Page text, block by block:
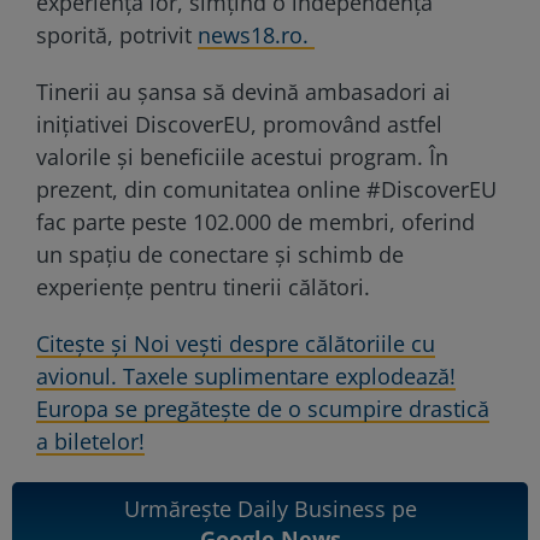
sporită, potrivit news18.ro.
Tinerii au șansa să devină ambasadori ai
inițiativei DiscoverEU, promovând astfel
valorile și beneficiile acestui program. În
prezent, din comunitatea online #DiscoverEU
fac parte peste 102.000 de membri, oferind
un spațiu de conectare și schimb de
experiențe pentru tinerii călători.
Citește și Noi vești despre călătoriile cu
avionul. Taxele suplimentare explodează!
Europa se pregătește de o scumpire drastică
a biletelor!
Urmărește Daily Business pe